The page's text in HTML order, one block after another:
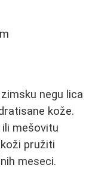
negu lica
kože.
mešovitu
pružiti
meseci.